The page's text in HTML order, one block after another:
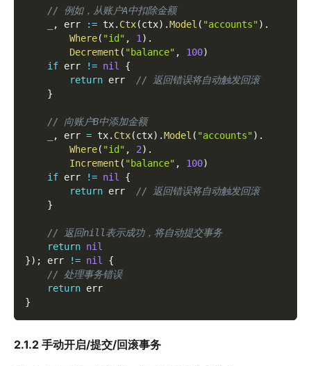
// 例如，从账户A中扣除金额
, err := tx. Ctx(ctx) .Model ( "accounts") .
Where( "id" , 1 ) .
Decrement ( "balance" , 100)
if err != nil
{
return err // 返回错误将自动触发回滚
}
// 向账户B中添加金额
, err = tx. Ctx(ctx) .Model ( "accounts") .
Where( "id" , 2) .
Increment ( "balance" , 100)
if err != nil
{
return err // 返回错误将自动触发回滚
}
// 返回nill表示成功，将自动提交事务
return nil
}) ; err != nil
{
// 处理事务错误
return err
}
2.1.2 手动开启/提交/回滚事务